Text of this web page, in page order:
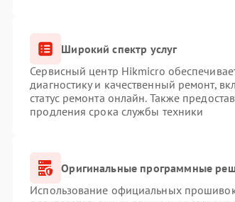
Широкий спектр услуг
Сервисный центр Hikmicro
диагностику и качественный ремонт,
статус ремонта онлайн. Также
продления срока службы техники
Оригинальные программные
Использование официальных